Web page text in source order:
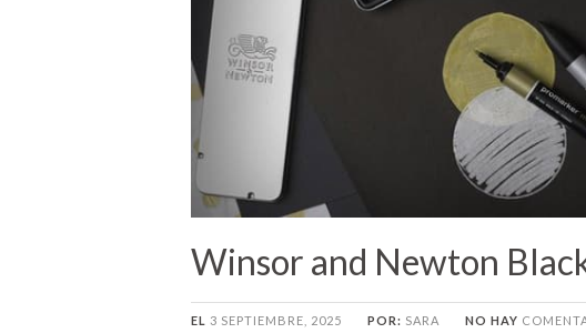
Winsor and Newton
EL 3 SEPTIEMBRE, 2025 POR: SARA NO HAY